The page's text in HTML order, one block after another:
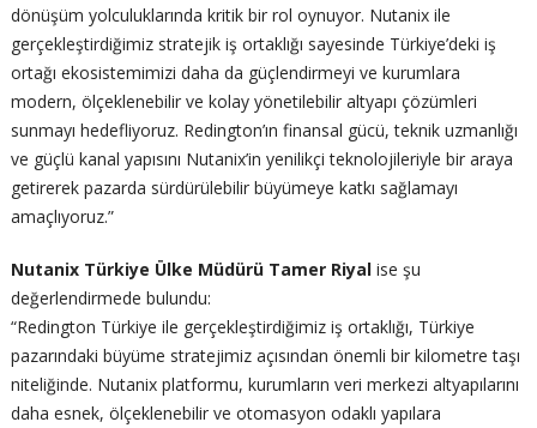
dönüşüm yolculuklarında kritik bir rol oynuyor. Nutanix ile
gerçekleştirdiğimiz stratejik iş ortaklığı sayesinde Türkiye’deki iş
ortağı ekosistemimizi daha da güçlendirmeyi ve kurumlara
modern, ölçeklenebilir ve kolay yönetilebilir altyapı çözümleri
sunmayı hedefliyoruz. Redington’ın finansal gücü, teknik uzmanlığı
ve güçlü kanal yapısını Nutanix’in yenilikçi teknolojileriyle bir araya
getirerek pazarda sürdürülebilir büyümeye katkı sağlamayı
amaçlıyoruz.”
Nutanix Türkiye Ülke Müdürü Tamer Riyalise şu
değerlendirmede bulundu:
“Redington Türkiye ile gerçekleştirdiğimiz iş ortaklığı, Türkiye
pazarındaki büyüme stratejimiz açısından önemli bir kilometre taşı
niteliğinde. Nutanix platformu, kurumların veri merkezi altyapılarını
daha esnek, ölçeklenebilir ve otomasyon odaklı yapılara